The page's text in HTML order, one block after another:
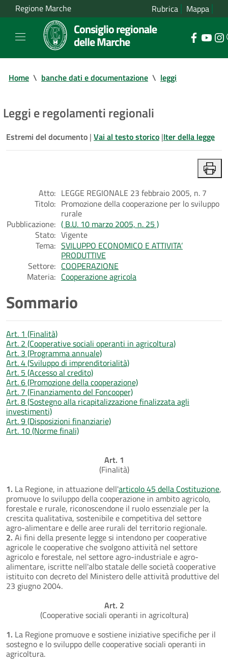
Regione Marche Rubrica Mappa
Consiglio regionale
delle Marche
Home \ banche dati e documentazione \ leggi
Leggi e regolamenti regionali
Estremi del documento | Vai al testo storico |Iter della legge
Atto: LEGGE REGIONALE 23 febbraio 2005, n. 7
Titolo: Promozione della cooperazione per lo sviluppo
rurale
Pubblicazione: ( B.U. 10 marzo 2005, n. 25 )
Stato: Vigente
Tema: SVILUPPO ECONOMICO E ATTIVITA’
PRODUTTIVE
Settore: COOPERAZIONE
Materia: Cooperazione agricola
Sommario
Art. 1 (Finalità)
Art. 2 (Cooperative sociali operanti in agricoltura)
Art. 3 (Programma annuale)
Art. 4 (Sviluppo di imprenditorialità)
Art. 5 (Accesso al credito)
Art. 6 (Promozione della cooperazione)
Art. 7 (Finanziamento del Foncooper)
Art. 8 (Sostegno alla ricapitalizzazione finalizzata agli
investimenti)
Art. 9 (Disposizioni finanziarie)
Art. 10 (Norme finali)
Art. 1
(Finalità)
1. La Regione, in attuazione dell'articolo 45 della Costituzione,
promuove lo sviluppo della cooperazione in ambito agricolo,
forestale e rurale, riconoscendone il ruolo essenziale per la
crescita qualitativa, sostenibile e competitiva del settore
agro-alimentare e delle aree rurali del territorio regionale.
2. Ai fini della presente legge si intendono per cooperative
agricole le cooperative che svolgono attività nel settore
agricolo e forestale, nel settore agro-industriale e agro-
alimentare, iscritte nell'albo statale delle società cooperative
istituito con decreto del Ministero delle attività produttive del
23 giugno 2004.
Art. 2
(Cooperative sociali operanti in agricoltura)
1. La Regione promuove e sostiene iniziative specifiche per il
sostegno e lo sviluppo delle cooperative sociali operanti in
agricoltura.